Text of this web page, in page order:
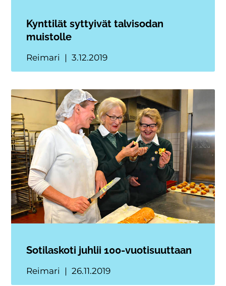
Kynttilät syttyivät talvisodan
muistolle
Reimari 3.12.2019
Sotilaskoti juhlii 100-vuotisuuttaan
Reimari 26.11.2019